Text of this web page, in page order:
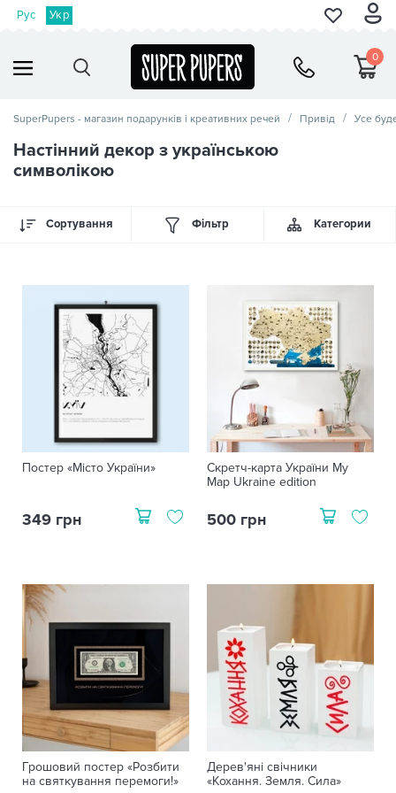
Рус Укр
0
SuperPupers - магазин подарунків і креативних речей Привід Усе
Настінний декор з українською
символікою
Сортування Фільтр Категории
Постер «Місто України»
349 грн
Скретч-карта України My
Map Ukraine edition
500 грн
Грошовий постер «Розбити
на святкування перемоги!»
Дерев'яні свічники
«Кохання. Земля. Сила»